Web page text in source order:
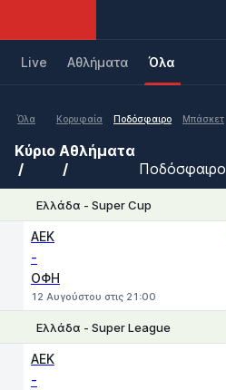
Live Aθλήματα Όλα
Όλα Κορυφαία Ποδόσφαιρο Μπάσκετ
Κύριο Αθλήματα
Ποδόσφαιρο
Ελλάδα - Super Cup
ΑΕΚ
-
ΟΦΗ
12 Αυγούστου στις 21:00
Ελλάδα - Super League
ΑΕΚ
-